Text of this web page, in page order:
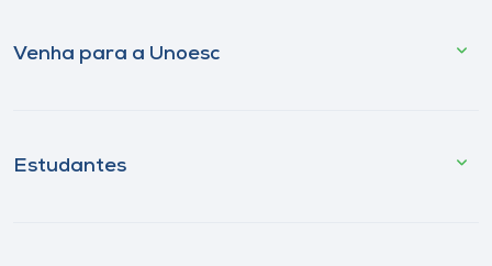
Venha para a Unoesc
Estudantes